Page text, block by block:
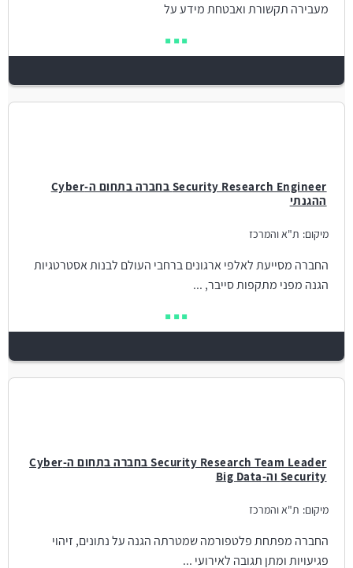
מעבירה תקשורת ואבטחת מידע על
Security Research Engineer בחברה בתחום ה-Cyber
ההגנתי
מיקום: ת"א והמרכז
החברה מסייעת לאלפי ארגונים ברחבי העולם לבנות אסטרטגיות
הגנה מפני מתקפות סייבר, ...
Security Research Team Leader בחברה בתחום ה-Cyber
Security וה-Big Data
מיקום: ת"א והמרכז
החברה מפתחת פלטפורמה שמטרתה הגנה על נתונים, זיהוי
פגיעויות ומתן תגובה לאירועי ...